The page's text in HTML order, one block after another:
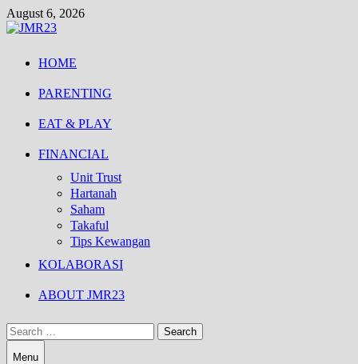
Skip
to
August 6, 2026
HOME
PARENTING
EAT & PLAY
FINANCIAL
Unit Trust
Hartanah
Saham
Takaful
Tips Kewangan
KOLABORASI
ABOUT JMR23
Search
for:
Menu